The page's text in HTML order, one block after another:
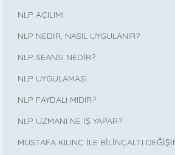
NLP AÇILIMI
NLP NEDİR, NASIL UYGULANIR?
NLP SEANSI NEDİR?
NLP UYGULAMASI
NLP FAYDALI MIDIR?
NLP UZMANI NE İŞ YAPAR?
MUSTAFA KILINÇ İLE BİLİNÇALTI